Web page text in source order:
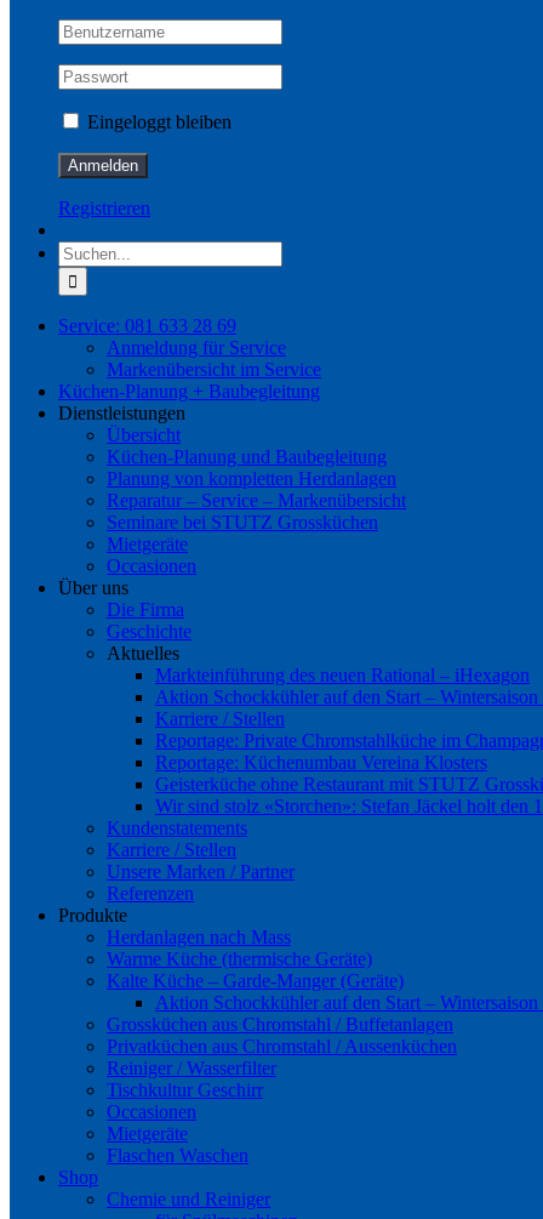
Eingeloggt bleiben
Registrieren
Suche
nach:
Service: 081 633 28 69
Anmeldung für Service
Markenübersicht im Service
Küchen-Planung + Baubegleitung
Dienstleistungen
Übersicht
Küchen-Planung und Baubegleitung
Planung von kompletten Herdanlagen
Reparatur – Service – Markenübersicht
Seminare bei STUTZ Grossküchen
Mietgeräte
Occasionen
Über uns
Die Firma
Geschichte
Aktuelles
Markteinführung des neuen Rational – iHexagon
Aktion Schockkühler auf den Start – Wintersaison
Karriere / Stellen
Reportage: Private Chromstahlküche im
Reportage: Küchenumbau Vereina Klosters
Geisterküche ohne Restaurant mit STUTZ
Wir sind stolz «Storchen»: Stefan Jäckel holt den
Kundenstatements
Karriere / Stellen
Unsere Marken / Partner
Referenzen
Produkte
Herdanlagen nach Mass
Warme Küche (thermische Geräte)
Kalte Küche – Garde-Manger (Geräte)
Aktion Schockkühler auf den Start – Wintersaison
Grossküchen aus Chromstahl / Buffetanlagen
Privatküchen aus Chromstahl / Aussenküchen
Reiniger / Wasserfilter
Tischkultur Geschirr
Occasionen
Mietgeräte
Flaschen Waschen
Shop
Chemie und Reiniger